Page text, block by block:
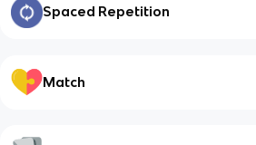
Spaced Repetition
Match